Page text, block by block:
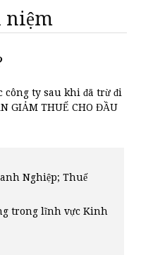
niệm
công ty sau khi đã trừ đi
GIẢM THUẾ CHO ĐẦU
Nghiệp; Thuế
trong lĩnh vực Kinh